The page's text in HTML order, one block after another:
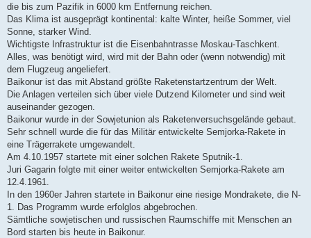
die bis zum Pazifik in 6000 km Entfernung reichen.
Das Klima ist ausgeprägt kontinental: kalte Winter, heiße Sommer, viel
Sonne, starker Wind.
Wichtigste Infrastruktur ist die Eisenbahntrasse Moskau-Taschkent.
Alles, was benötigt wird, wird mit der Bahn oder (wenn notwendig) mit
dem Flugzeug angeliefert.
Baikonur ist das mit Abstand größte Raketenstartzentrum der Welt.
Die Anlagen verteilen sich über viele Dutzend Kilometer und sind weit
auseinander gezogen.
Baikonur wurde in der Sowjetunion als Raketenversuchsgelände gebaut.
Sehr schnell wurde die für das Militär entwickelte Semjorka-Rakete in
eine Trägerrakete umgewandelt.
Am 4.10.1957 startete mit einer solchen Rakete Sputnik-1.
Juri Gagarin folgte mit einer weiter entwickelten Semjorka-Rakete am
12.4.1961.
In den 1960er Jahren startete in Baikonur eine riesige Mondrakete, die N-
1. Das Programm wurde erfolglos abgebrochen.
Sämtliche sowjetischen und russischen Raumschiffe mit Menschen an
Bord starten bis heute in Baikonur.